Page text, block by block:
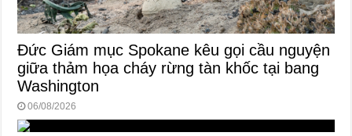
Đức Giám mục Spokane kêu gọi cầu nguyện
giữa thảm họa cháy rừng tàn khốc tại bang
Washington
06/08/2026